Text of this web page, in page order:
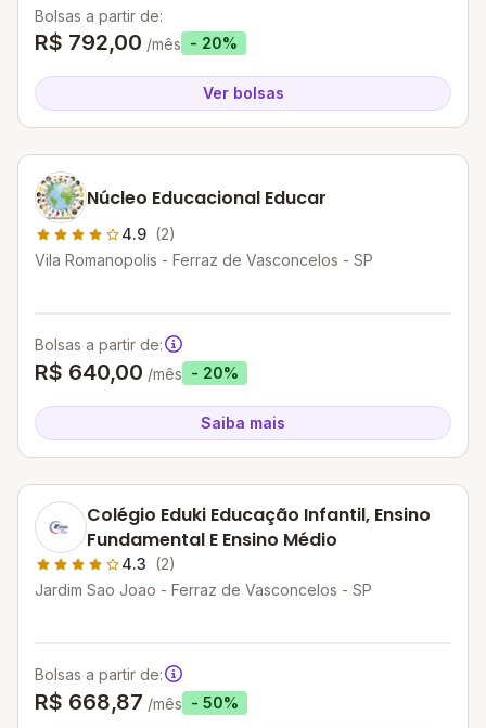
Bolsas a partir de:
R$ 792,00 /mês - 20%
Ver bolsas
Núcleo Educacional Educar
4.9 (2)
Vila Romanopolis - Ferraz de Vasconcelos - SP
Bolsas a partir de:
R$ 640,00 /mês - 20%
Saiba mais
Colégio Eduki Educação Infantil, Ensino
Fundamental E Ensino Médio
4.3 (2)
Jardim Sao Joao - Ferraz de Vasconcelos - SP
Bolsas a partir de:
R$ 668,87 /mês - 50%